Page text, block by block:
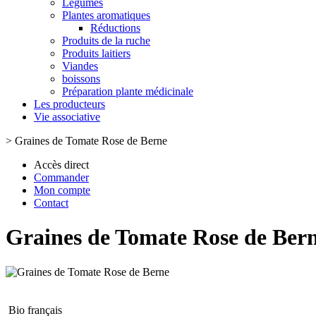
Légumes
Plantes aromatiques
Réductions
Produits de la ruche
Produits laitiers
Viandes
boissons
Préparation plante médicinale
Les producteurs
Vie associative
> Graines de Tomate Rose de Berne
Accès direct
Commander
Mon compte
Contact
Graines de Tomate Rose de
Bio français